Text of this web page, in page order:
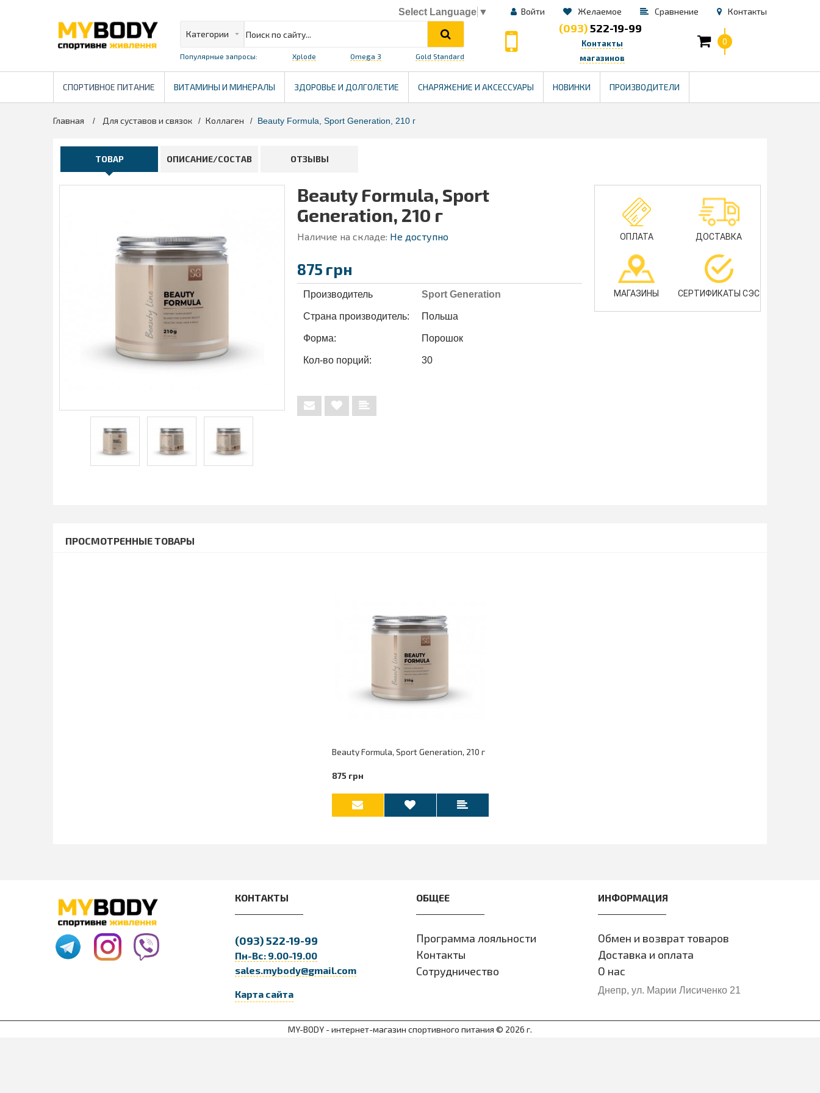
Select Language ▼ Войти Желаемое Сравнение Контакты
Популярные запросы: Xplode Omega 3 Gold Standard
(093)522-19-99
Контакты
магазинов
0
СПОРТИВНОЕ ПИТАНИЕ ВИТАМИНЫ И МИНЕРАЛЫ ЗДОРОВЬЕ И ДОЛГОЛЕТИЕ СНАРЯЖЕНИЕ И АКСЕССУАРЫ НОВИНКИ ПРОИЗВОДИТЕЛИ
Главная > Для суставов и связок > Коллаген > Beauty Formula, Sport Generation, 210 г
ТОВАР ОПИСАНИЕ/СОСТАВ ОТЗЫВЫ
Beauty Formula, Sport
Generation, 210 г
Наличие на складе: Не доступно
875 грн
Производитель Sport Generation
Страна производитель: Польша
Форма: Порошок
Кол-во порций: 30
ОПЛАТА ДОСТАВКА
МАГАЗИНЫ СЕРТИФИКАТЫ СЭС
ПРОСМОТРЕННЫЕ ТОВАРЫ
Beauty Formula, Sport Generation, 210 г
875 грн
КОНТАКТЫ
(093)522-19-99
Пн-Вс: 9.00-19.00
sales.mybody@gmail.com
Карта сайта
ОБЩЕЕ
Программа лояльности
Контакты
Сотрудничество
ИНФОРМАЦИЯ
Обмен и возврат товаров
Доставка и оплата
О нас
Днепр, ул. Марии Лисиченко 21
MY-BODY - интернет-магазин спортивного питания © 2026 г.